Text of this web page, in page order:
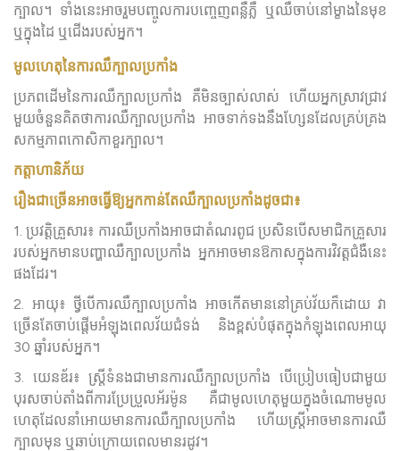
ក្បាល។ ទាំងនេះអាចរួមបញ្ចូលការបញ្ចេញពន្លឺភ្លឺ ឬឈឺចាប់នៅម្ខាងនៃមុខ
ឬក្នុងដៃ ឬជើងរបស់អ្នក។
មូលហេតុនៃការឈឺក្បាលប្រកាំង
ប្រភពដើមនៃការឈឺក្បាលប្រកាំង គឺមិនច្បាស់លាស់ ហើយអ្នកស្រាវជ្រាវ
មួយចំនួនគិតថាការឈឺក្បាលប្រកាំង អាចទាក់ទងនឹងហ្សែនដែលគ្រប់គ្រង
សកម្មភាពកោសិកាខួរក្បាល។
កត្តាហានិភ័យ
រឿងជាច្រើនអាចធ្វើឱ្យអ្នកកាន់តែឈឺក្បាលប្រកាំងដូចជា៖
1. ប្រវត្តិគ្រួសារ៖ ការឈឺប្រកាំងអាចជាតំណរពូជ ប្រសិនបើសមាជិកគ្រួសារ
របស់អ្នកមានបញ្ហាឈឺក្បាលប្រកាំង អ្នកអាចមានឱកាសក្នុងការវិវត្តជំងឺនេះ
ផងដែរ។
2. អាយុ៖ ថ្វីបើការឈឺក្បាលប្រកាំង អាចកើតមាននៅគ្រប់វ័យក៏ដោយ វា
ច្រើនតែចាប់ផ្តើមអំឡុងពេលវ័យជំទង់ និងខ្ពស់បំផុតក្នុងកំឡុងពេលអាយុ
30 ឆ្នាំរបស់អ្នក។
3. យេនឌ័រ៖ ស្ត្រីទំនងជាមានការឈឺក្បាលប្រកាំង បើប្រៀបធៀបជាមួយ
បុរសចាប់តាំងពីការប្រែប្រួលអ័រម៉ូន គឺជាមូលហេតុមួយក្នុងចំណោមមូល
ហេតុដែលនាំអោយមានការឈឺក្បាលប្រកាំង ហើយស្ត្រីអាចមានការឈឺ
ក្បាលមុន ឬឆាប់ក្រោយពេលមានរដូវ។